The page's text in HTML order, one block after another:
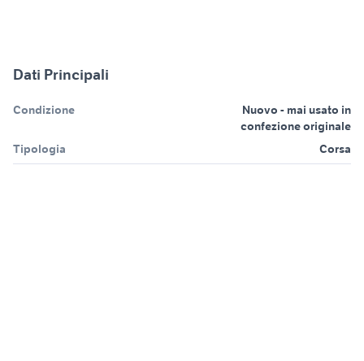
Dati Principali
Condizione
Nuovo - mai usato in
confezione originale
Tipologia
Corsa